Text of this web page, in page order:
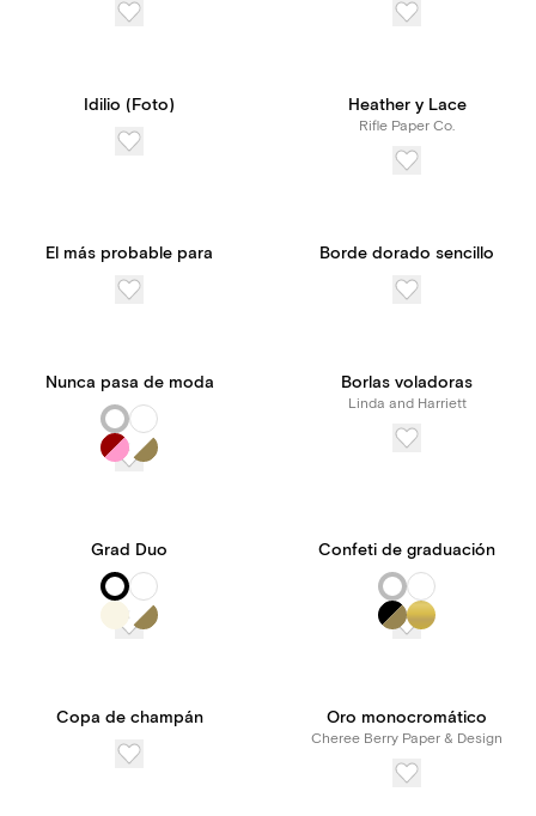
Idilio (Foto) Heather y Lace
Rifle Paper Co.
El más probable para Borde dorado sencillo
Nunca pasa de moda Borlas voladoras
Linda and Harriett
Grad Duo Confeti de graduación
Copa de champán Oro monocromático
Cheree Berry Paper & Design